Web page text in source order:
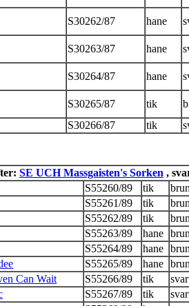
S30262/87 hane
S30263/87 hane
S30264/87 hane
S30265/87 tik
S30266/87 tik
SE UCH Massgaisten's Sorken ,
S55260/89 tik
S55261/89 tik
S55262/89 tik
S55263/89 hane
S55264/89 hane
S55265/89 hane
Can Wait
S55266/89 tik
S55267/89 tik